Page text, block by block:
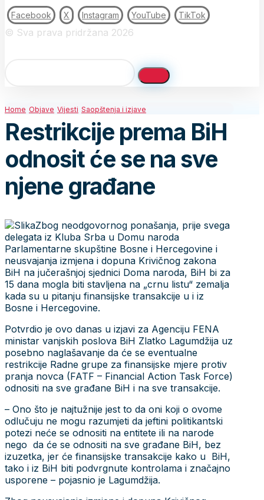
Facebook X Instagram YouTube TikTok
© Sva prava pridržana 2026
Home Objave Vijesti Saopštenja i izjave
Restrikcije prema BiH
odnosit će se na sve
njene građane
Zbog neodgovornog ponašanja, prije svega
delegata iz Kluba Srba u Domu naroda
Parlamentarne skupštine Bosne i Hercegovine i
neusvajanja izmjena i dopuna Krivičnog zakona
BiH na jučerašnjoj sjednici Doma naroda, BiH bi za
15 dana mogla biti stavljena na „crnu listu“ zemalja
kada su u pitanju finansijske transakcije u i iz
Bosne i Hercegovine.
Potvrdio je ovo danas u izjavi za Agenciju FENA
ministar vanjskih poslova BiH Zlatko Lagumdžija uz
posebno naglašavanje da će se eventualne
restrikcije Radne grupe za finansijske mjere protiv
pranja novca (FATF – Financial Action Task Force)
odnositi na sve građane BiH i na sve transakcije.
– Ono što je najtužnije jest to da oni koji o ovome
odlučuju ne mogu razumjeti da jeftini politikantski
potezi neće se odnositi na entitete ili na narode
nego da će se odnositi na sve građane BiH, bez
izuzetka, jer će finansijske transakcije kako u BiH,
tako i iz BiH biti podvrgnute kontrolama i značajno
usporene – pojasnio je Lagumdžija.